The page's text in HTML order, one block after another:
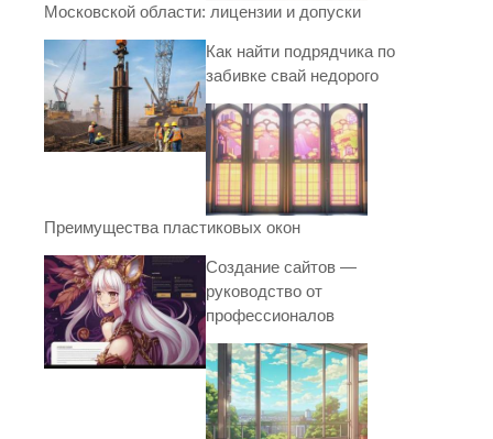
Московской области: лицензии и допуски
Как найти подрядчика по
забивке свай недорого
Преимущества пластиковых окон
Создание сайтов —
руководство от
профессионалов